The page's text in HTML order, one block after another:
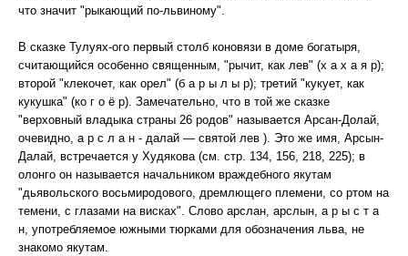
что значит "рыкающий по-львиному".
В сказке Тулуях-ого первый столб коновязи в доме богатыря,
считающийся особенно священным, "рычит, как лев" (х а х а я р);
второй "клекочет, как орел" (б а р ы л ы р); третий "кукует, как
кукушка" (ко г о ё р). Замечательно, что в той же сказке
"верховный владыка страны 26 родов" называется Арсан-Долай,
очевидно, а р с л а н - далай — святой лев ). Это же имя, Арсын-
Далай, встречается у Xудякова (см. стр. 134, 156, 218, 225); в
олонго он называется начальником враждебного якутам
"дьявольского восьмиродового, дремлющего племени, со ртом на
темени, с глазами на висках". Слово арслан, арслын, а р ы с т а
н, употребляемое южными тюрками для обозначения льва, не
знакомо якутам.